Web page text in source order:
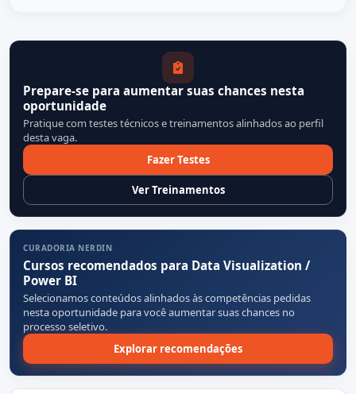
Prepare-se para aumentar suas chances nesta
oportunidade
Pratique com testes técnicos e treinamentos alinhados ao perfil
desta vaga.
Fazer Testes
Ver Treinamentos
CURADORIA NERDIN
Cursos recomendados para Data Visualization /
Power BI
Selecionamos conteúdos alinhados às competências pedidas
nesta oportunidade para você aumentar suas chances no
processo seletivo.
Explorar recomendações